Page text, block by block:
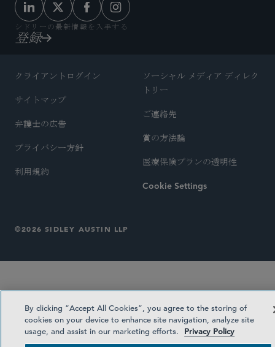
シドリーの最新情報を入手する
登録
クライアントログイン
サイトマップ
弁護士の広告
プライバシー方針
利用規約
ソーシャル メディア ディレク
トリー
ご連絡先
賞の方法論
医療保険プランの透明性
Cookie Settings
©2026 SIDLEY AUSTIN LLP
By clicking “Accept All Cookies”, you agree to the storing of
cookies on your device to enhance site navigation, analyze site
usage, and assist in our marketing efforts.
Privacy Policy